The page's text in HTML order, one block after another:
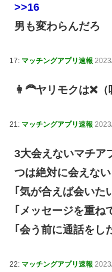
>>16
男も変わらんだろ
17: マッチングアプリ速報
👩‍🦰ヤリモクは❌
21: マッチングアプリ速報
3大会えないマチア
つは絶対に会えない
｢気が合えば会いた
｢メッセージを重ね
｢会う前に通話をし
22: マッチングアプリ速報